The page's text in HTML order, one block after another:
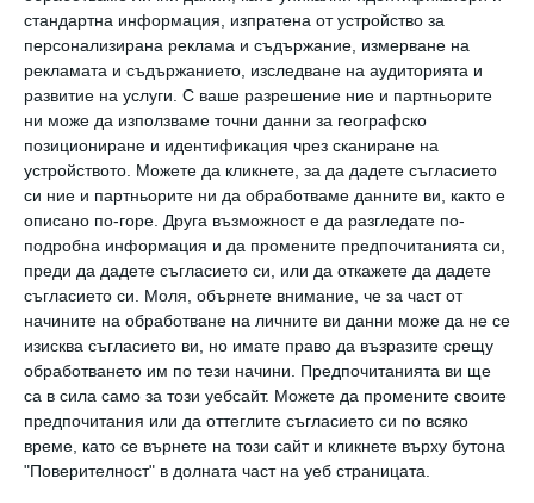
стандартна информация, изпратена от устройство за
персонализирана реклама и съдържание, измерване на
рекламата и съдържанието, изследване на аудиторията и
развитие на услуги. С ваше разрешение ние и партньорите
ни може да използваме точни данни за географско
позициониране и идентификация чрез сканиране на
устройството. Можете да кликнете, за да дадете съгласието
си ние и партньорите ни да обработваме данните ви, както е
описано по-горе. Друга възможност е да разгледате по-
подробна информация и да промените предпочитанията си,
преди да дадете съгласието си, или да откажете да дадете
съгласието си.
Моля, обърнете внимание, че за част от
начините на обработване на личните ви данни може да не се
изисква съгласието ви, но имате право да възразите срещу
обработването им по тези начини. Предпочитанията ви ще
са в сила само за този уебсайт. Можете да промените своите
предпочитания или да оттеглите съгласието си по всяко
време, като се върнете на този сайт и кликнете върху бутона
"Поверителност" в долната част на уеб страницата.
пристигна, най-доволен е 5-годишният
Макси. Той вероятно вече и измислил какво
ще построи от картонената кутия. По
всичко личи, че и поел и част от
задълженията на баткото.